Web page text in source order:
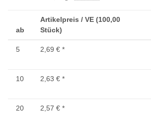
ab
Artikelpreis / VE (100,00
Stück)
5 2,69 € *
10 2,63 € *
20 2,57 € *